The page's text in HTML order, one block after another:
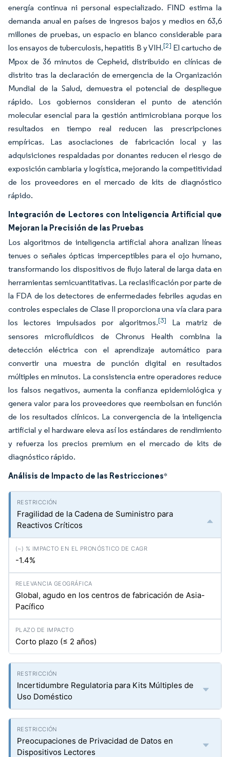
energía continua ni personal especializado. FIND estima la
demanda anual en países de ingresos bajos y medios en 63,6
millones de pruebas, un espacio en blanco considerable para
los ensayos de tuberculosis, hepatitis B y VIH.[2] El cartucho de
Mpox de 36 minutos de Cepheid, distribuido en clínicas de
distrito tras la declaración de emergencia de la Organización
Mundial de la Salud, demuestra el potencial de despliegue
rápido. Los gobiernos consideran el punto de atención
molecular esencial para la gestión antimicrobiana porque los
resultados en tiempo real reducen las prescripciones
empíricas. Las asociaciones de fabricación local y las
adquisiciones respaldadas por donantes reducen el riesgo de
exposición cambiaria y logística, mejorando la competitividad
de los proveedores en el mercado de kits de diagnóstico
rápido.
Integración de Lectores con Inteligencia Artificial que
Mejoran la Precisión de las Pruebas
Los algoritmos de inteligencia artificial ahora analizan líneas
tenues o señales ópticas imperceptibles para el ojo humano,
transformando los dispositivos de flujo lateral de larga data en
herramientas semicuantitativas. La reclasificación por parte de
la FDA de los detectores de enfermedades febriles agudas en
controles especiales de Clase II proporciona una vía clara para
los lectores impulsados por algoritmos.[3]
La matriz de
sensores microfluídicos de Chronus Health combina la
detección eléctrica con el aprendizaje automático para
convertir una muestra de punción digital en resultados
múltiples en minutos. La consistencia entre operadores reduce
los falsos negativos, aumenta la confianza epidemiológica y
genera valor para los proveedores que reembolsan en función
de los resultados clínicos. La convergencia de la inteligencia
artificial y el hardware eleva así los estándares de rendimiento
y refuerza los precios premium en el mercado de kits de
diagnóstico rápido.
Análisis de Impacto de las Restricciones*
Fragilidad de la Cadena de Suministro para
Reactivos Críticos
-1.4%
Global, agudo en los centros de fabricación de Asia-
Pacífico
Corto plazo (≤ 2 años)
Incertidumbre Regulatoria para Kits Múltiples de
Uso Doméstico
Preocupaciones de Privacidad de Datos en
Dispositivos Lectores